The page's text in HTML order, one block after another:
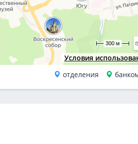
Условия
300 м
отделения